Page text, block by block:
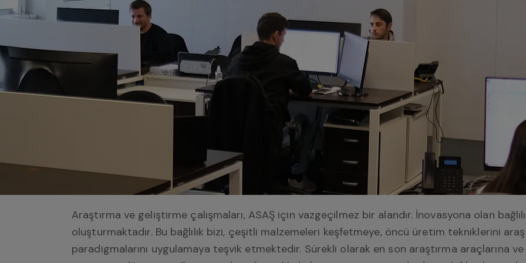
Araştırma ve geliştirme çalışmaları, ASAŞ için vazgeçilmez bir alandır. İnovasyona olan
oluşturmaktadır. Bu bağlılık bizi, çeşitli malzemeleri keşfetmeye, öncü üretim tekniklerini
paradigmalarını uygulamaya teşvik etmektedir. Sürekli olarak en son araştırma araçlarına